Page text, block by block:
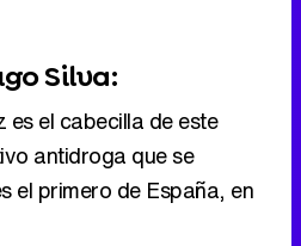
Silva:
es el cabecilla de este
antidroga que se
el primero de España, en